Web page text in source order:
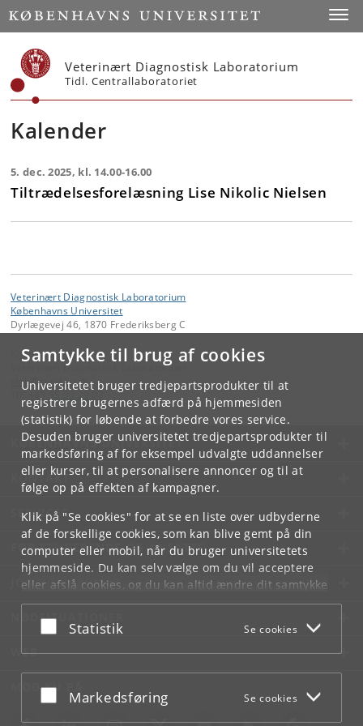
Samtykke til brug af cookies
Universitetet bruger tredjepartsprodukter til at
registrere brugernes adfærd på hjemmesiden
(statistik) for løbende at forbedre vores service.
Desuden bruger universitetet tredjepartsprodukter til
markedsføring af for eksempel udvalgte uddannelser
eller kurser, til at personalisere annoncer og til at
følge op på effekten af kampagner.
Klik på "Se cookies" for at se en liste over udbyderne
af de forskellige cookies, som kan blive gemt på din
computer eller mobil, når du bruger universitetets
hjemmeside. Du kan selv vælge om du vil acceptere
eller afslå cookies, og du kan altid ændre dit samtykke
underCookie- og privatlivspolitiksom du finder i
bunden af hver side.
Acceptér eller afslå
Statistik Se cookies
Acceptér eller afslå
Markedsføring Se cookies
Start
Veterinært Diagnostisk Laboratorium
Tidl. Centrallaboratoriet
Kalender
5. dec. 2025, kl. 14.00-16.00
Tiltrædelsesforelæsning Lise Nikolic Nielsen
Veterinært Diagnostisk Laboratorium
Københavns Universitet
Dyrlægevej 46, 1870 Frederiksberg C
Kontakt:
Veterinært Diagnostisk Laboratorium
clab@sund.ku.dk
KØBENHAVNS UNIVERSITET
KONTAKT
SERVICES
FOR STUDERENDE OG ANSATTE
JOB OG KARRIERE
NØDSITUATIONER
WEB
MØD KU PÅ